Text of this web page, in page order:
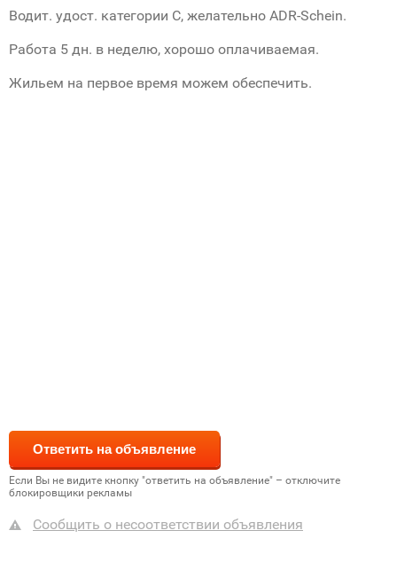
Водит. удост. категории С, желательно ADR-Schein.
Работа 5 дн. в неделю, хорошо оплачиваемая.
Жильем на первое время можем обеспечить.
Если Вы не видите кнопку "ответить на объявление" – отключите
блокировщики рекламы
Сообщить о несоответствии объявления